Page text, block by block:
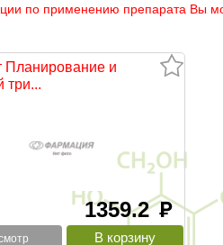
по применению препарата Вы
Планирование и
три...
1359.2руб